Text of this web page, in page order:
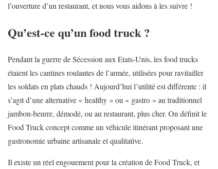
l’ouverture d’un restaurant, et nous vous aidons à les suivre !
Qu’est-ce qu’un food truck ?
Pendant la guerre de Sécession aux Etats-Unis, les food trucks
étaient les cantines roulantes de l’armée, utilisées pour ravitailler
les soldats en plats chauds ! Aujourd’hui l’utilité est différente : il
s’agit d’une alternative « healthy » ou « gastro » au traditionnel
jambon-beurre, démodé, ou au restaurant, plus cher. On définit le
Food Truck concept comme un véhicule itinérant proposant une
gastronomie urbaine artisanale et qualitative.
Il existe un réel engouement pour la création de Food Truck, et